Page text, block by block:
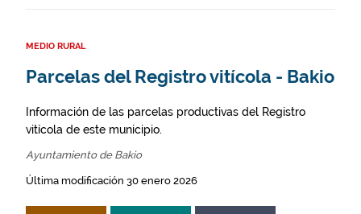
MEDIO RURAL
Parcelas del Registro vitícola - Bakio
Información de las parcelas productivas del Registro
vitícola de este municipio.
Ayuntamiento de Bakio
Última modificación 30 enero 2026